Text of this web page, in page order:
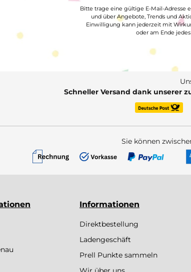
Bitte trage eine gültige E-Mail-Adresse
und über Angebote, Trends und
Einwilligung kann jederzeit mit
oder am Ende
Schneller Versand dank unserer
Sie können
Informationen
Direktbestellung
Ladengeschäft
Prell Punkte sammeln